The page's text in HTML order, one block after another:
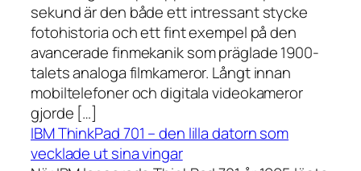
sekund är den både ett intressant stycke
fotohistoria och ett fint exempel på den
avancerade finmekanik som präglade 1900-
talets analoga filmkameror. Långt innan
mobiltelefoner och digitala videokameror
gjorde […]
IBM ThinkPad 701 – den lilla datorn som
vecklade ut sina vingar